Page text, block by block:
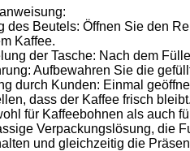
des Beutels: Öffnen Sie den
Kaffee.
der Tasche: Nach dem
Aufbewahren Sie die
durch Kunden: Einmal
dass der Kaffee frisch
für Kaffeebohnen als auch
Verpackungslösung, die
und gleichzeitig die